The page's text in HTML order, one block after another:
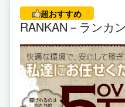
超おすすめ
RANKAN－ランカ